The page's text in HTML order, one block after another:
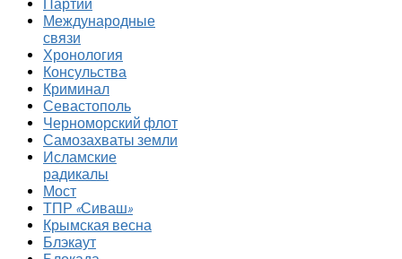
Партии
Международные
связи
Хронология
Консульства
Криминал
Севастополь
Черноморский флот
Самозахваты земли
Исламские
радикалы
Мост
ТПР «Сиваш»
Крымская весна
Блэкаут